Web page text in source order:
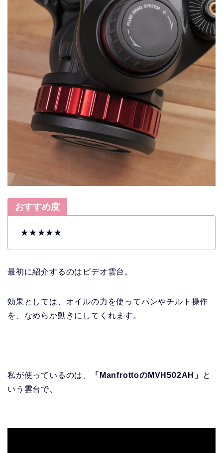
おすすめ度
★★★★★
最初に紹介するのはビデオ雲台。
効果としては、オイルの力を使ってパンやチルト操作
を、なめらか動きにしてくれます。
私が使っているのは、 「ManfrottoのMVH502AH」
と
いう雲台で、